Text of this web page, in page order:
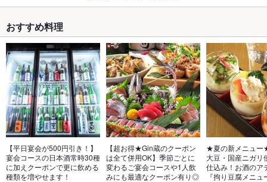
おすすめ料理
【平日宴会が500円引き！】
宴会コースの日本酒常時30種
に加えクーポンで更に飲める
種類を増やせます！
【超お得★Gin蔵のクーポン
は全て併用OK】季節ごとに
変わるご宴会コースや1人飲
みにも最適なクーポン有り◎
★夏の新メニュー
大豆・国産ニガリ
仕込み！お酒のア
『拘り豆腐メニュ